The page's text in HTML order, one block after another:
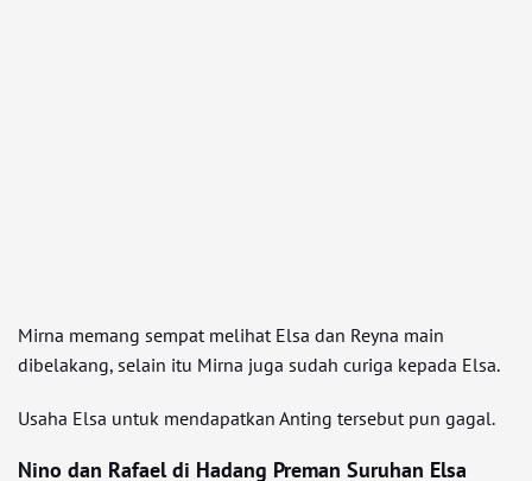
Mirna memang sempat melihat Elsa dan Reyna main
dibelakang, selain itu Mirna juga sudah curiga kepada Elsa.
Usaha Elsa untuk mendapatkan Anting tersebut pun gagal.
Nino dan Rafael di Hadang Preman Suruhan Elsa